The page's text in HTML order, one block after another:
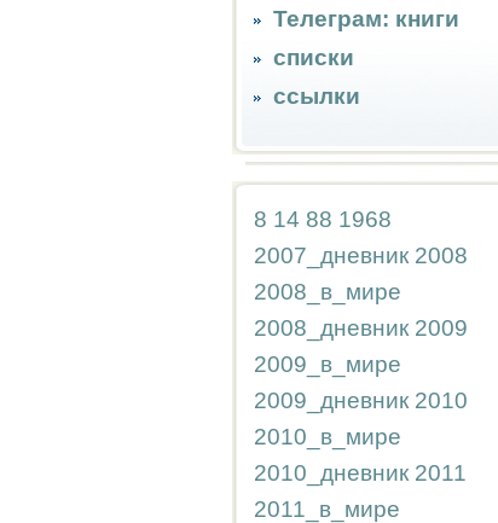
Телеграм: книги
списки
ссылки
8 14 88 1968
2007_дневник 2008
2008_в_мире
2008_дневник 2009
2009_в_мире
2009_дневник 2010
2010_в_мире
2010_дневник 2011
2011_в_мире